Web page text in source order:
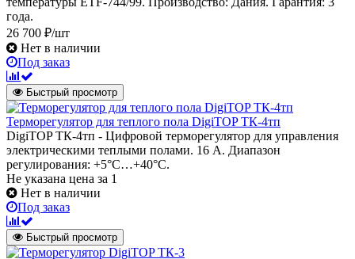
года.
26 700 ₽/шт
Нет в наличии
Под заказ
Быстрый просмотр
Терморегулятор для теплого пола DigiTOP ТК-4тп
DigiTOP ТК-4тп - Цифровой терморегулятор для управления
электрическими теплыми полами. 16 А. Диапазон
регулирования: +5°C…+40°C.
Не указана цена за 1
Нет в наличии
Под заказ
Быстрый просмотр